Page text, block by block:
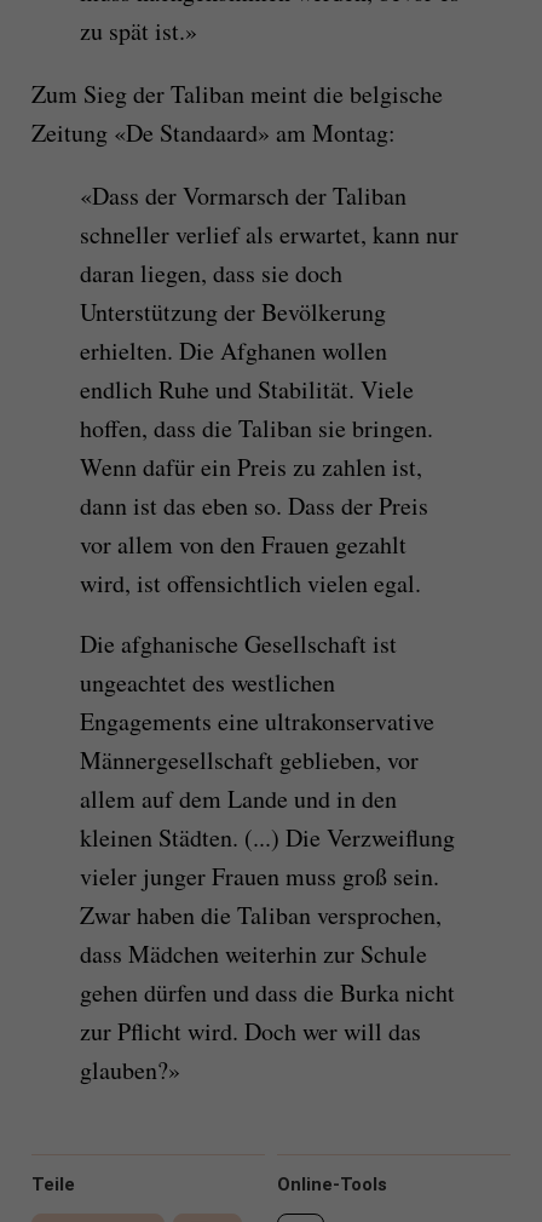
zu spät ist.»
Zum Sieg der Taliban meint die belgische
Zeitung «De Standaard» am Montag:
«Dass der Vormarsch der Taliban
schneller verlief als erwartet, kann nur
daran liegen, dass sie doch
Unterstützung der Bevölkerung
erhielten. Die Afghanen wollen
endlich Ruhe und Stabilität. Viele
hoffen, dass die Taliban sie bringen.
Wenn dafür ein Preis zu zahlen ist,
dann ist das eben so. Dass der Preis
vor allem von den Frauen gezahlt
wird, ist offensichtlich vielen egal.
Die afghanische Gesellschaft ist
ungeachtet des westlichen
Engagements eine ultrakonservative
Männergesellschaft geblieben, vor
allem auf dem Lande und in den
kleinen Städten. (...) Die Verzweiflung
vieler junger Frauen muss groß sein.
Zwar haben die Taliban versprochen,
dass Mädchen weiterhin zur Schule
gehen dürfen und dass die Burka nicht
zur Pflicht wird. Doch wer will das
glauben?»
Online-Tools
Teile